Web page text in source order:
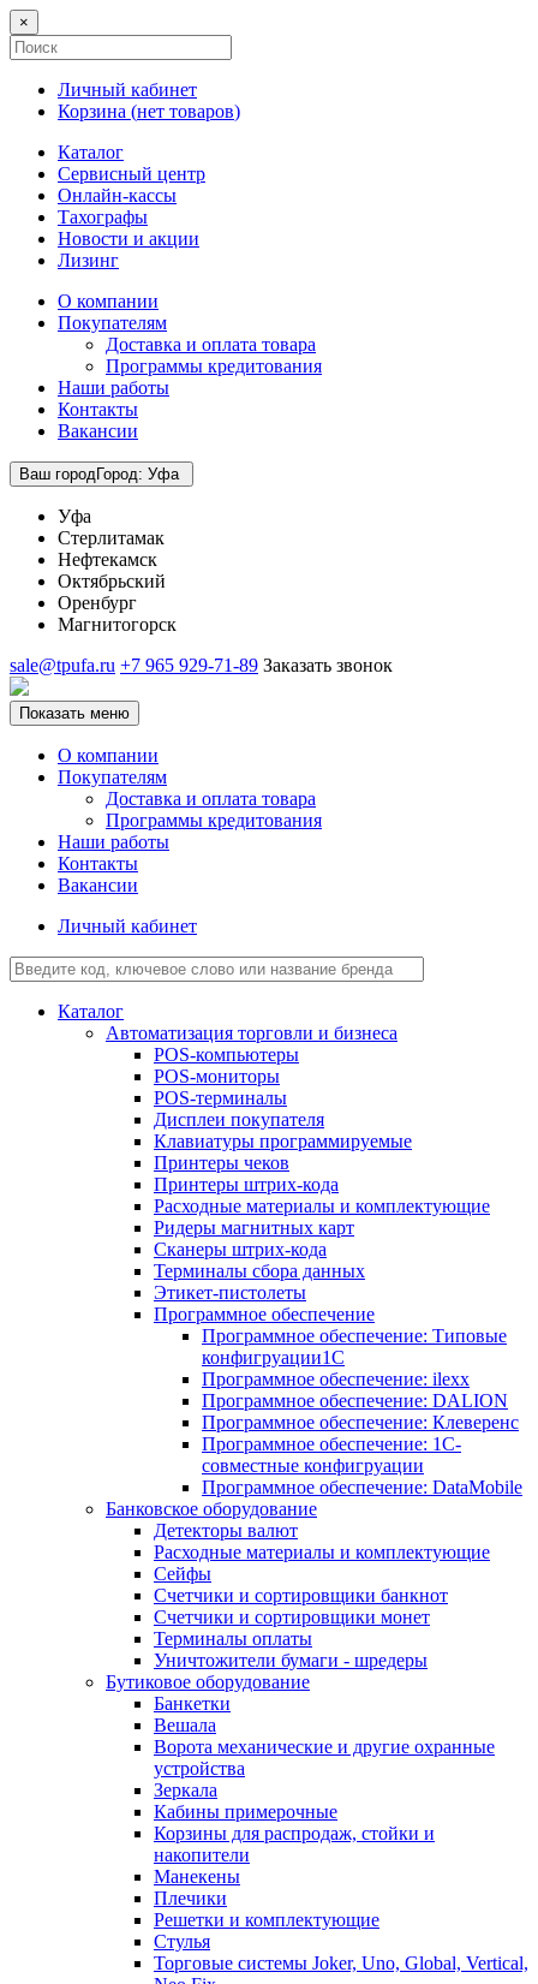
×
Личный кабинет
Корзина (нет товаров)
Каталог
Сервисный центр
Онлайн-кассы
Тахографы
Новости и акции
Лизинг
О компании
Покупателям
Доставка и оплата товара
Программы кредитования
Наши работы
Контакты
Вакансии
Ваш городГород: Уфа
Уфа
Стерлитамак
Нефтекамск
Октябрьский
Оренбург
Магнитогорск
sale@tpufa.ru +7 965 929-71-89 Заказать звонок
Показать меню
О компании
Покупателям
Доставка и оплата товара
Программы кредитования
Наши работы
Контакты
Вакансии
Личный кабинет
Каталог
Автоматизация торговли и бизнеса
POS-компьютеры
POS-мониторы
POS-терминалы
Дисплеи покупателя
Клавиатуры программируемые
Принтеры чеков
Принтеры штрих-кода
Расходные материалы и комплектующие
Ридеры магнитных карт
Сканеры штрих-кода
Терминалы сбора данных
Этикет-пистолеты
Программное обеспечение
Программное обеспечение: Типовые
конфигруации1С
Программное обеспечение: ilexx
Программное обеспечение: DALION
Программное обеспечение: Клеверенс
Программное обеспечение: 1С-
совместные конфигруации
Программное обеспечение: DataMobile
Банковское оборудование
Детекторы валют
Расходные материалы и комплектующие
Сейфы
Счетчики и сортировщики банкнот
Счетчики и сортировщики монет
Терминалы оплаты
Уничтожители бумаги - шредеры
Бутиковое оборудование
Банкетки
Вешала
Ворота механические и другие охранные
устройства
Зеркала
Кабины примерочные
Корзины для распродаж, стойки и
накопители
Манекены
Плечики
Решетки и комплектующие
Стулья
Торговые системы Joker, Uno, Global, Vertical,